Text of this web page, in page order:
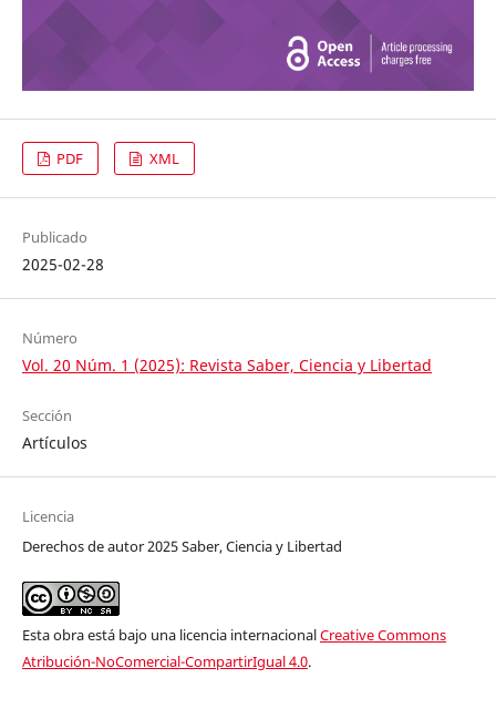
PDF XML
Publicado
2025-02-28
Número
Vol. 20 Núm. 1 (2025): Revista Saber, Ciencia y Libertad
Sección
Artículos
Licencia
Derechos de autor 2025 Saber, Ciencia y Libertad
Esta obra está bajo una licencia internacionalCreative Commons
Atribución-NoComercial-CompartirIgual 4.0.